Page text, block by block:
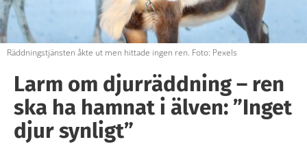
Räddningstjänsten åkte ut men hittade ingen ren. Foto: Pexels
Larm om djurräddning – ren
ska ha hamnat i älven: ”Inget
djur synligt”